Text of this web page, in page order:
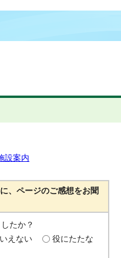
設案内
、ページのご感想をお聞
たか？
えない
役にたたな